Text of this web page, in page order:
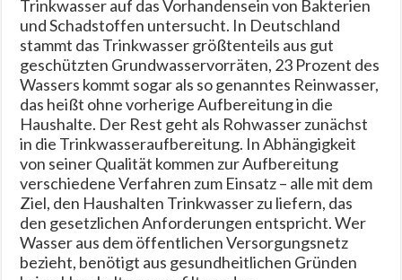
Trinkwasser auf das Vorhandensein von Bakterien
und Schadstoffen untersucht. In Deutschland
stammt das Trinkwasser größtenteils aus gut
geschützten Grundwasservorräten, 23 Prozent des
Wassers kommt sogar als so genanntes Reinwasser,
das heißt ohne vorherige Aufbereitung in die
Haushalte. Der Rest geht als Rohwasser zunächst
in die Trinkwasseraufbereitung. In Abhängigkeit
von seiner Qualität kommen zur Aufbereitung
verschiedene Verfahren zum Einsatz – alle mit dem
Ziel, den Haushalten Trinkwasser zu liefern, das
den gesetzlichen Anforderungen entspricht. Wer
Wasser aus dem öffentlichen Versorgungsnetz
bezieht, benötigt aus gesundheitlichen Gründen